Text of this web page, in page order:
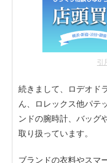
引
続きまして、ロデオド
ん、ロレックス他パテ
ンドの腕時計、バッグ
取り扱っています。
ブランドの衣料やスマ